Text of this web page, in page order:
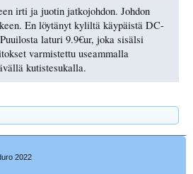
irti ja juotin jatkojohdon. Johdon
En löytänyt kyliltä käypäistä DC-
laturi 9.9€ur, joka sisälsi
varmistettu useammalla
kutistesukalla.
2022